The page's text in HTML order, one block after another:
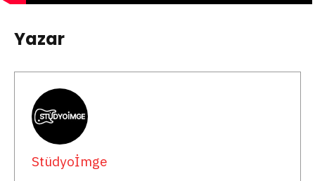
Yazar
Stüdyoİmge